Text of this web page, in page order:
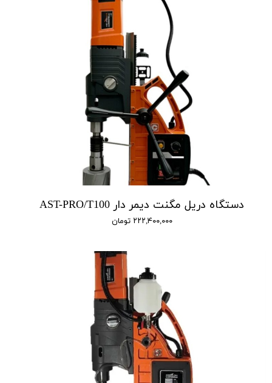
دستگاه دریل مگنت دیمر دار AST-PRO/T100
۲۲۲,۴۰۰,۰۰۰ تومان